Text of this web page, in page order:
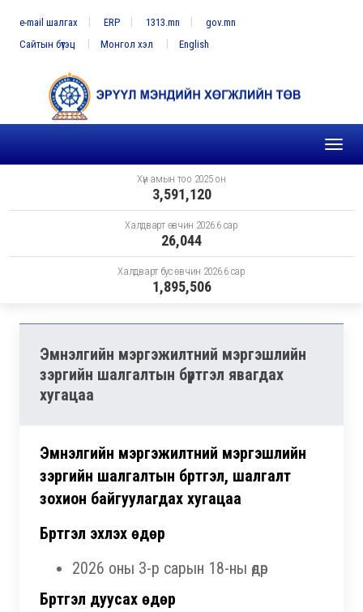
e-mail шалгах ERP 1313.mn
gov.mn
Сайтын бүтэц
Монгол хэл English
Toggle
Хүн амын тоо 2025 он
3,591,120
Халдварт өвчин 2026.6 сар
26,044
Халдварт бус өвчин 2026.6 сар
1,895,506
Эмнэлгийн мэргэжилтний мэргэшлийн
зэргийн шалгалтын бүртгэл явагдах
хугацаа
Эмнэлгийн мэргэжилтний мэргэшлийн
зэргийн шалгалтын бүртгэл, шалгалт
зохион байгуулагдах хугацаа
Бүртгэл эхлэх өдөр
2026 оны 3-р сарын 18-ны өдөр
Бүртгэл дуусах өдөр